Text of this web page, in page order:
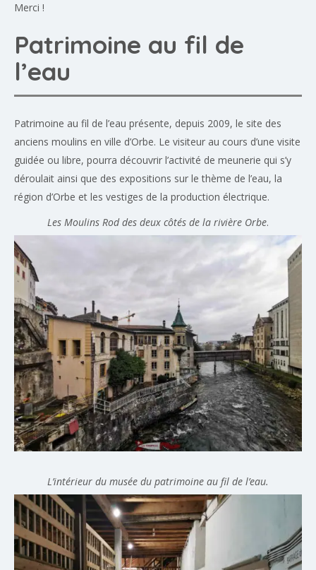
Merci !
Patrimoine au fil de
l’eau
Patrimoine au fil de l’eau présente, depuis 2009, le site des
anciens moulins en ville d’Orbe. Le visiteur au cours d’une visite
guidée ou libre, pourra découvrir l’activité de meunerie qui s’y
déroulait ainsi que des expositions sur le thème de l’eau, la
région d’Orbe et les vestiges de la production électrique.
Les Moulins Rod des deux côtés de la rivière Orbe.
L’intérieur du musée du patrimoine au fil de l’eau.